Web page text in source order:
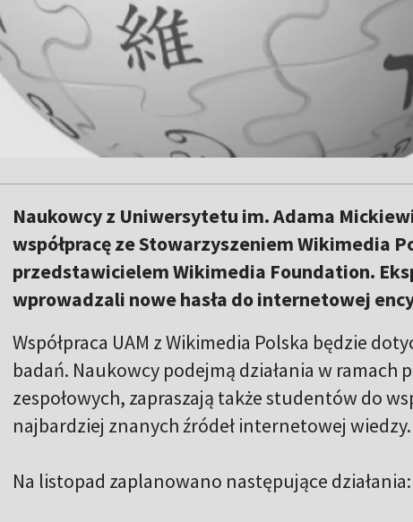
Naukowcy z Uniwersytetu im. Adama
współpracę ze Stowarzyszeniem Wikimedia
przedstawicielem Wikimedia Foundation.
wprowadzali nowe hasła do internetowej
Współpraca UAM z Wikimedia Polska będzie
badań. Naukowcy podejmą działania w
zespołowych, zapraszają także studentów do
najbardziej znanych źródeł internetowej wiedzy.
Na listopad zaplanowano następujące działania: